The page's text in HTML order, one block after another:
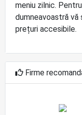
meniu zilnic.
dumneavoastră vă
prețuri accesibile.
Firme